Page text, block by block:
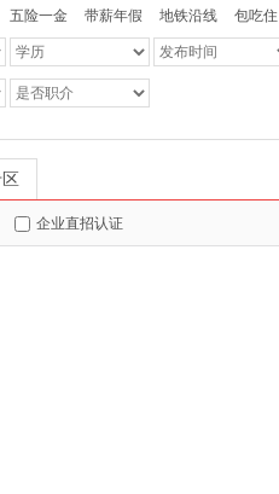
五险一金 带薪年假 地铁沿线 包吃住
企业直招认证